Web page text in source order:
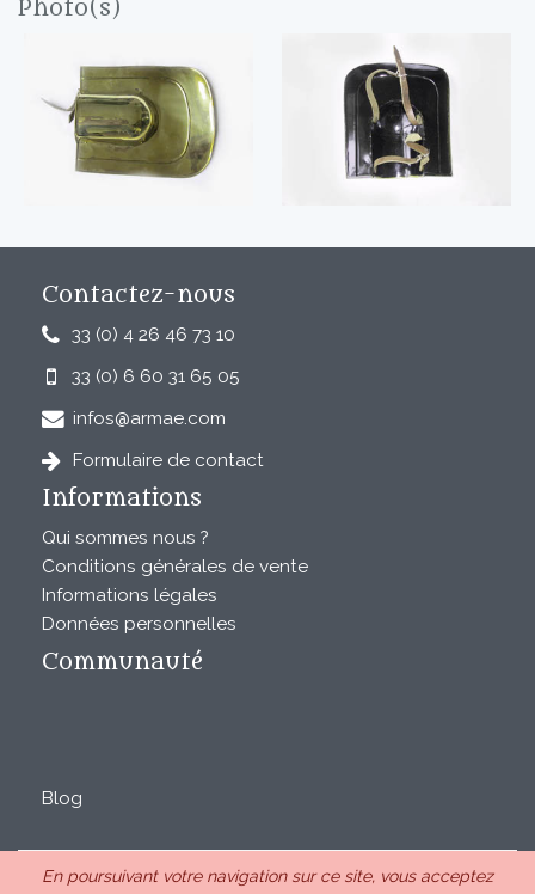
Photo(s)
Contactez-nous
33 (0) 4 26 46 73 10
33 (0) 6 60 31 65 05
infos@armae.com
Formulaire de contact
Informations
Qui sommes nous ?
Conditions générales de vente
Informations légales
Données personnelles
Communauté
Blog
ARMAE est une SAS au capital de 28850€ inscrite au RCS
En poursuivant votre navigation sur ce site, vous acceptez